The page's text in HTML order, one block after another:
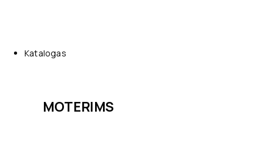
Katalogas
MOTERIMS